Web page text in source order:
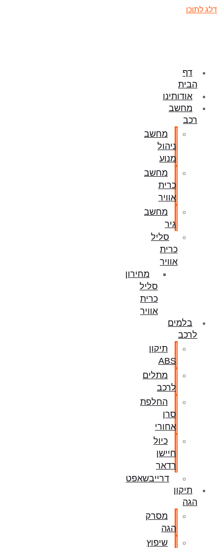
דלג לתוכן
דף
הבית
אודותינו
מחשב
רכב
מחשב
ניהול
מנוע
מחשב
כרית
אוויר
מחשב
גיר
סליל
כרית
אוויר
מחירון
סליל
כרית
אוויר
בלמים
לרכב
תיקון
ABS
מתלים
לרכב
החלפת
סרן
אחורי
כיול
חיישן
רדאר
דרייבשאפט
תיקון
הגה
מסרק
הגה
שיפוץ